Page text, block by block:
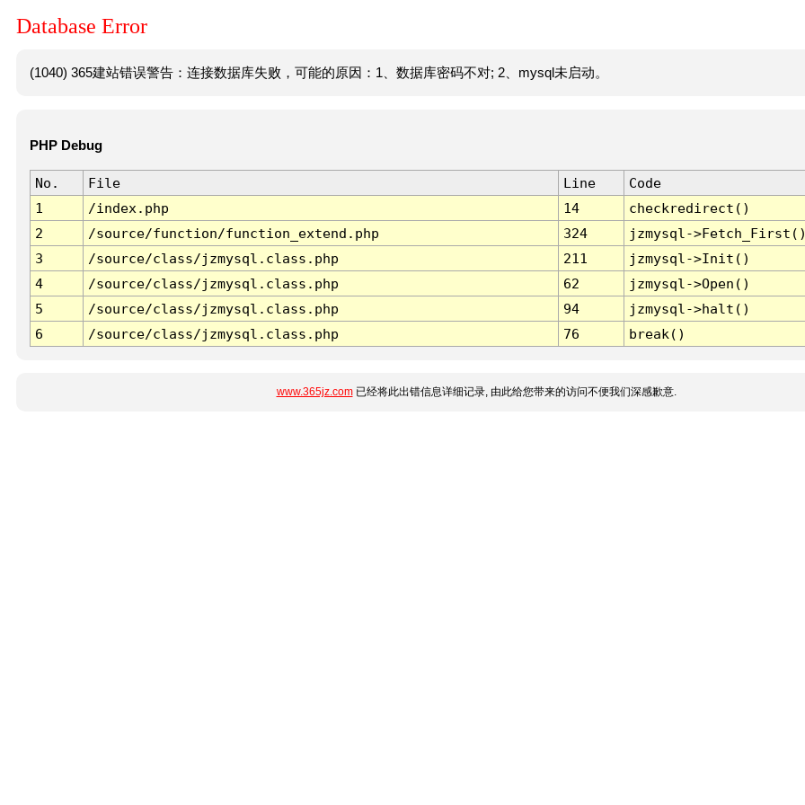
Database Error
(1040) 365建站错误警告：连接数据库失败，可能的原因：1、数据库密码不对; 2、mysql未启动。
PHP Debug
No. File Line
Code
1
/index.php 14
checkredirect()
2
/source/function/function_extend.php 324
jzmysql-
3
/source/class/jzmysql.class.php 211
jzmysql->Init()
4
/source/class/jzmysql.class.php 62
jzmysql->Open()
5
/source/class/jzmysql.class.php 94
jzmysql->halt()
6
/source/class/jzmysql.class.php 76 break()
www.365jz.com已经将此出错信息详细记录, 由此给您带来的访问不便我们深感歉意.